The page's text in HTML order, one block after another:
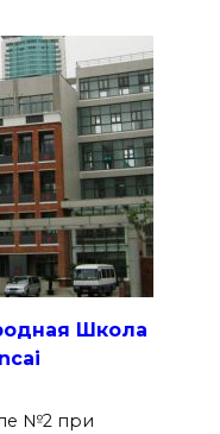
Школа
№2 при